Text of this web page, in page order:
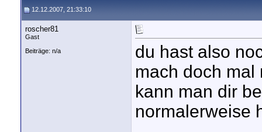
12.12.2007, 21:33:10
roscher81
Gast
Beiträge: n/a
du hast also
mach doch
kann man dir
normalerweise